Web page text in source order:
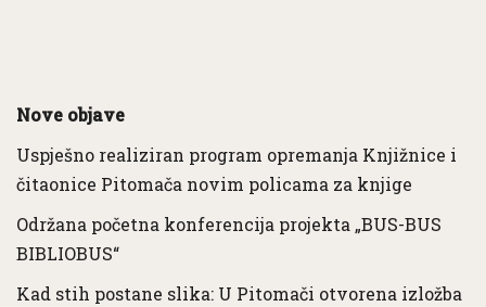
Nove objave
Uspješno realiziran program opremanja Knjižnice i
čitaonice Pitomača novim policama za knjige
Održana početna konferencija projekta „BUS-BUS
BIBLIOBUS“
Kad stih postane slika: U Pitomači otvorena izložba